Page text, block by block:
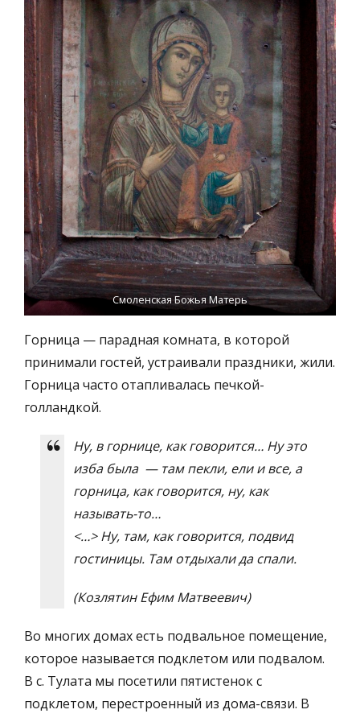
Смоленская Божья Матерь
Горница — парадная комната, в которой
принимали гостей, устраивали праздники, жили.
Горница часто отапливалась печкой-
голландкой.
Ну, в горнице, как говорится… Ну это
изба была — там пекли, ели и все, а
горница, как говорится, ну, как
называть-то…
<…> Ну, там, как говорится, подвид
гостиницы. Там отдыхали да спали.
(Козлятин Ефим Матвеевич)
Во многих домах есть подвальное помещение,
которое называется подклетом или подвалом.
В с. Тулата мы посетили пятистенок с
подклетом, перестроенный из дома-связи. В